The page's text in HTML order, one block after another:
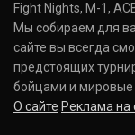
Fight Nights, M-1,
Мы собираем для
сайте вы всегда
предстоящих
бойцами и мировые
О сайте Реклама на